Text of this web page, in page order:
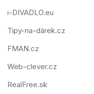
i-DIVADLO.eu
Tipy-na-dárek.cz
FMAN.cz
Web-clever.cz
RealFree.sk